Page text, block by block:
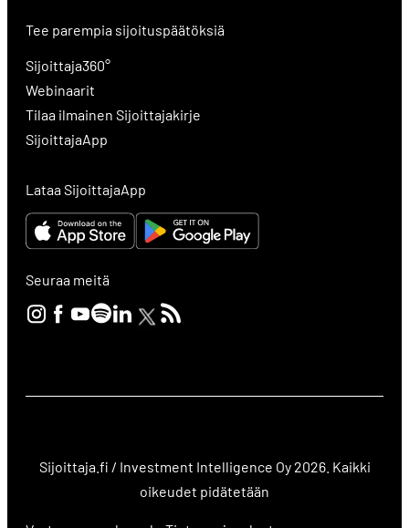
Tee parempia sijoituspäätöksiä
Sijoittaja360°
Webinaarit
Tilaa ilmainen Sijoittajakirje
SijoittajaApp
Lataa SijoittajaApp
Seuraa meitä
Sijoittaja.fi / Investment Intelligence Oy 2026. Kaikki
oikeudet pidätetään